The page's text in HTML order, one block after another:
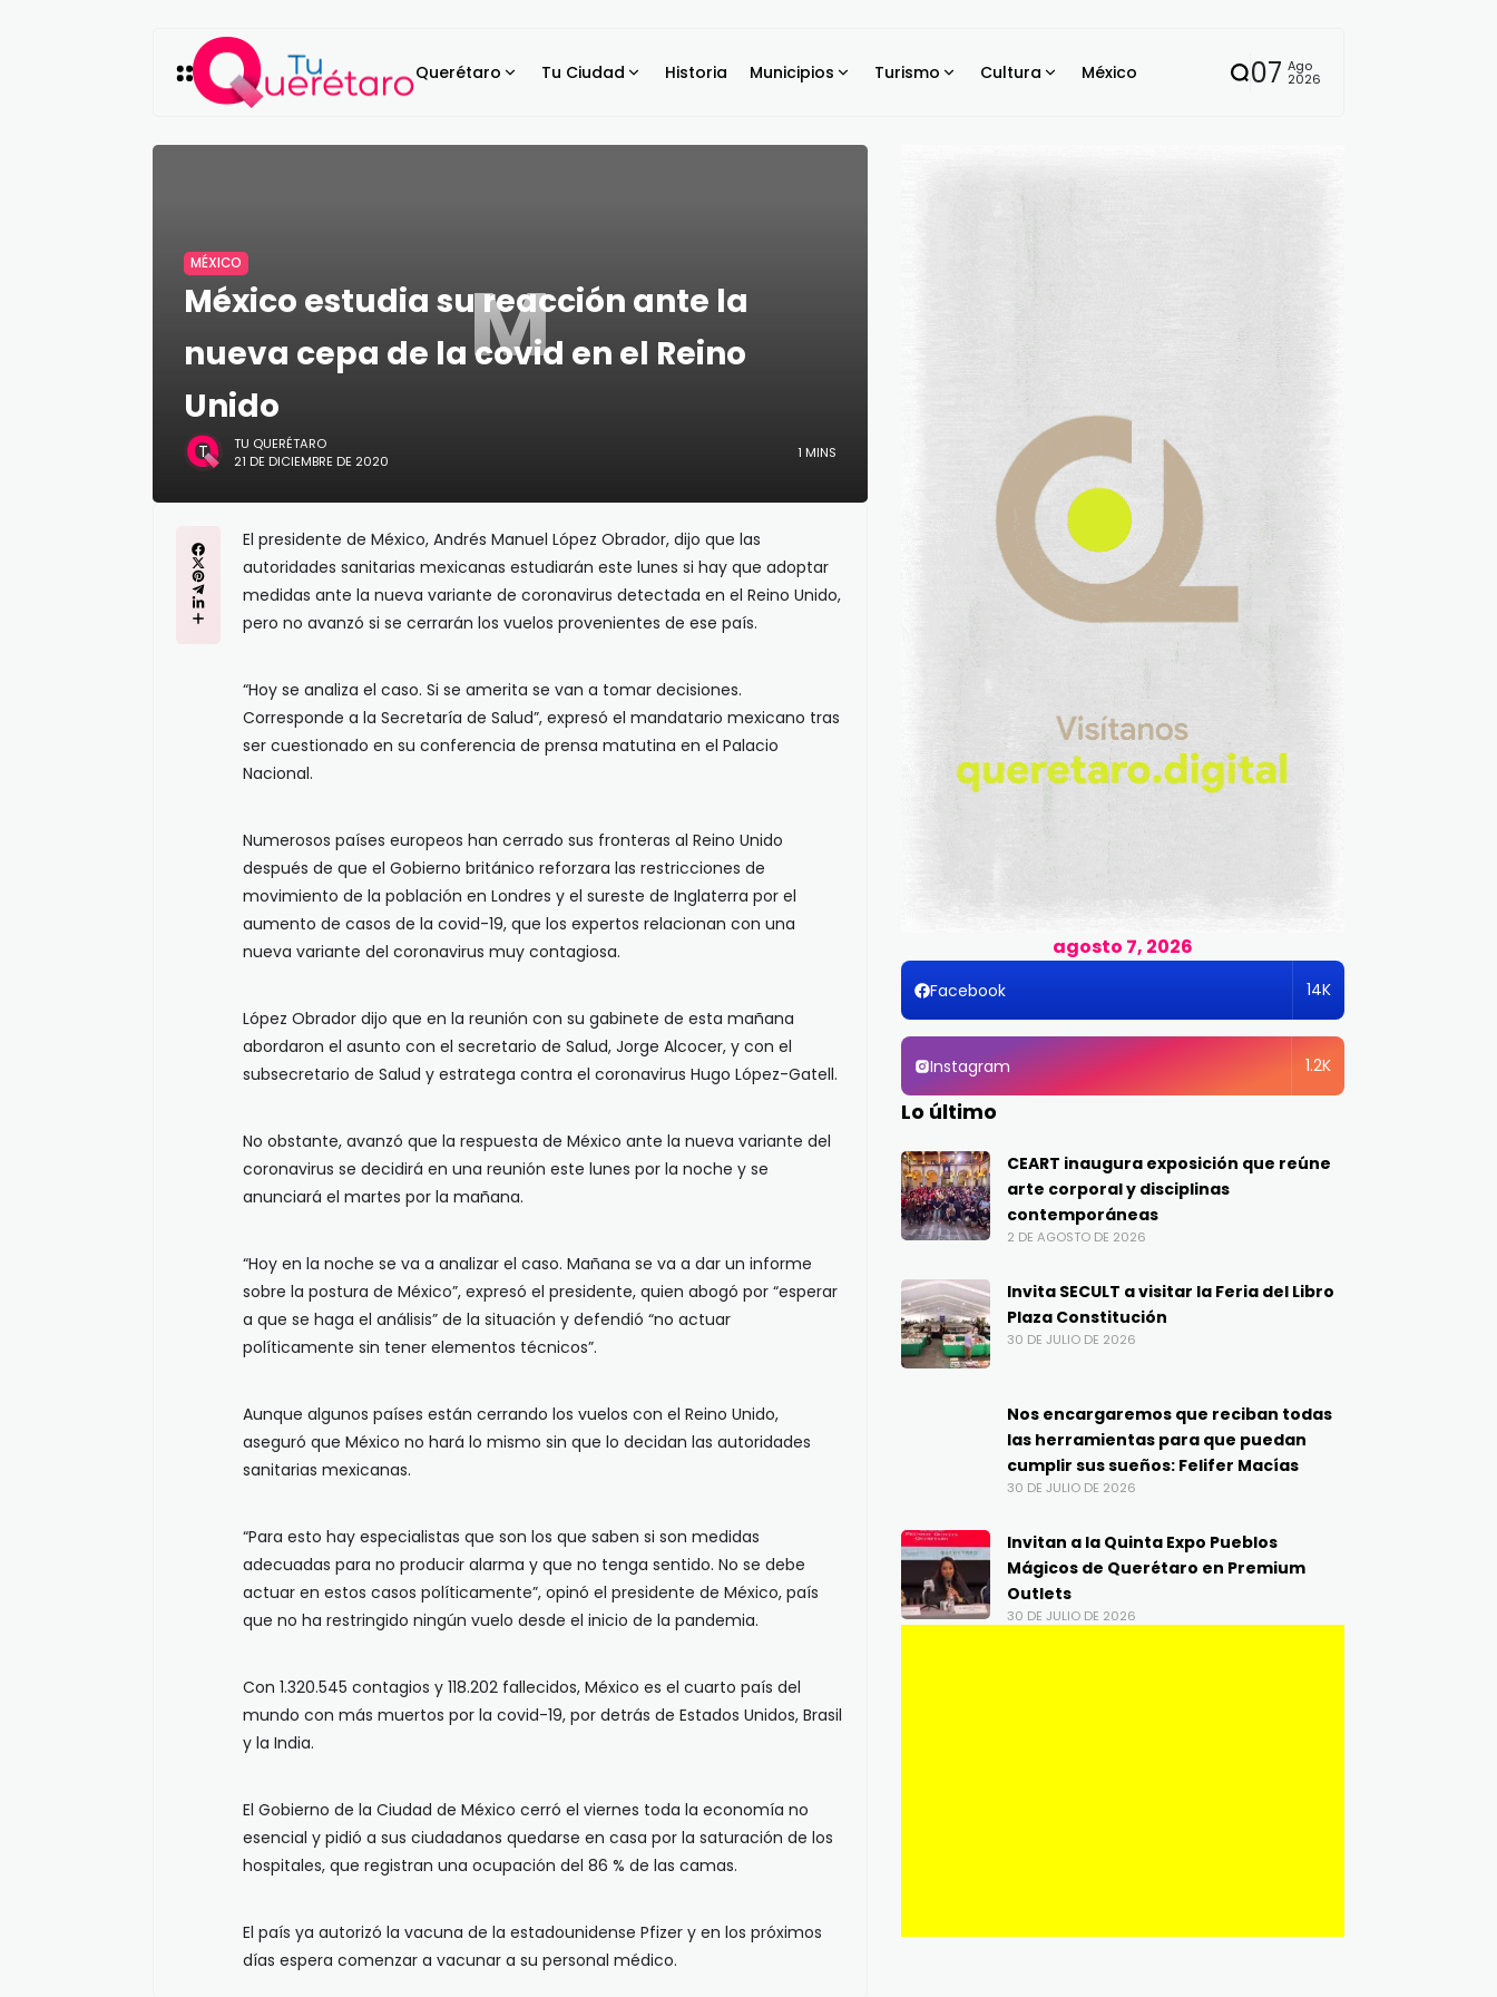
Querétaro Tu Ciudad Historia Municipios Turismo Cultura México 07 Ago
2026
M
MÉXICO
México estudia su reacción ante la
nueva cepa de la covid en el Reino
Unido
TU QUERÉTARO
21 DE DICIEMBRE DE 2020
1 MINS
El presidente de México, Andrés Manuel López Obrador, dijo que las
autoridades sanitarias mexicanas estudiarán este lunes si hay que adoptar
medidas ante la nueva variante de coronavirus detectada en el Reino Unido,
pero no avanzó si se cerrarán los vuelos provenientes de ese país.
“Hoy se analiza el caso. Si se amerita se van a tomar decisiones.
Corresponde a la Secretaría de Salud”, expresó el mandatario mexicano tras
ser cuestionado en su conferencia de prensa matutina en el Palacio
Nacional.
Numerosos países europeos han cerrado sus fronteras al Reino Unido
después de que el Gobierno británico reforzara las restricciones de
movimiento de la población en Londres y el sureste de Inglaterra por el
aumento de casos de la covid-19, que los expertos relacionan con una
nueva variante del coronavirus muy contagiosa.
López Obrador dijo que en la reunión con su gabinete de esta mañana
abordaron el asunto con el secretario de Salud, Jorge Alcocer, y con el
subsecretario de Salud y estratega contra el coronavirus Hugo López-Gatell.
No obstante, avanzó que la respuesta de México ante la nueva variante del
coronavirus se decidirá en una reunión este lunes por la noche y se
anunciará el martes por la mañana.
“Hoy en la noche se va a analizar el caso. Mañana se va a dar un informe
sobre la postura de México”, expresó el presidente, quien abogó por “esperar
a que se haga el análisis” de la situación y defendió “no actuar
políticamente sin tener elementos técnicos”.
Aunque algunos países están cerrando los vuelos con el Reino Unido,
aseguró que México no hará lo mismo sin que lo decidan las autoridades
sanitarias mexicanas.
“Para esto hay especialistas que son los que saben si son medidas
adecuadas para no producir alarma y que no tenga sentido. No se debe
actuar en estos casos políticamente”, opinó el presidente de México, país
que no ha restringido ningún vuelo desde el inicio de la pandemia.
Con 1.320.545 contagios y 118.202 fallecidos, México es el cuarto país del
mundo con más muertos por la covid-19, por detrás de Estados Unidos, Brasil
y la India.
El Gobierno de la Ciudad de México cerró el viernes toda la economía no
esencial y pidió a sus ciudadanos quedarse en casa por la saturación de los
hospitales, que registran una ocupación del 86 % de las camas.
El país ya autorizó la vacuna de la estadounidense Pfizer y en los próximos
días espera comenzar a vacunar a su personal médico.
agosto 7, 2026
Facebook 14K
Instagram 1.2K
Lo último
CEART inaugura exposición que reúne
arte corporal y disciplinas
contemporáneas
2 DE AGOSTO DE 2026
Invita SECULT a visitar la Feria del Libro
Plaza Constitución
30 DE JULIO DE 2026
Nos encargaremos que reciban todas
las herramientas para que puedan
cumplir sus sueños: Felifer Macías
30 DE JULIO DE 2026
Invitan a la Quinta Expo Pueblos
Mágicos de Querétaro en Premium
Outlets
30 DE JULIO DE 2026